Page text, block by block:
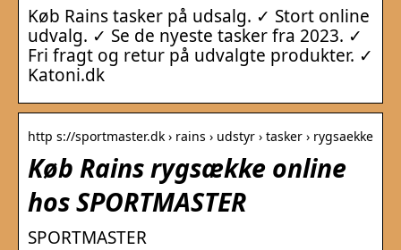
Køb Rains tasker på udsalg. ✓ Stort online
udvalg. ✓ Se de nyeste tasker fra 2023. ✓
Fri fragt og retur på udvalgte produkter. ✓
Katoni.dk
http s://sportmaster.dk › rains › udstyr › tasker › rygsaekke
Køb Rains rygsække online
hos SPORTMASTER
SPORTMASTER